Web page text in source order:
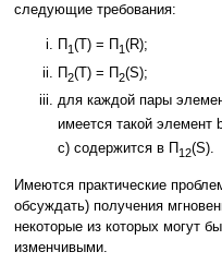
следующие требования:
Π1(T) = Π1(R);
Π2(T) = Π2(S);
для каждой пары
имеется такой элемент
c) содержится в Π12(S).
Имеются практические
обсуждать) получения
некоторые из которых могут
изменчивыми.